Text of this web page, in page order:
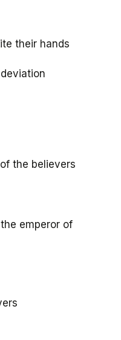
their hands
the believers
emperor of